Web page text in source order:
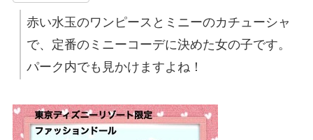
赤い水玉のワンピースとミニーのカチューシャ
で、定番のミニーコーデに決めた女の子です。
パーク内でも見かけますよね！